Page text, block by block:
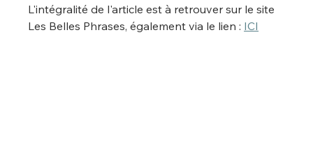
L'intégralité de l'article est à retrouver sur le site
Les Belles Phrases, également via le lien : ICI